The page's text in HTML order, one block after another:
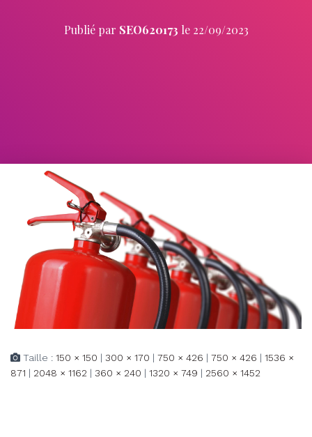
Publié par SEO620173 le 22/09/2023
Taille : 150 × 150 | 300 × 170 | 750 × 426 | 750 × 426 | 1536 ×
871 | 2048 × 1162 | 360 × 240 | 1320 × 749 | 2560 × 1452